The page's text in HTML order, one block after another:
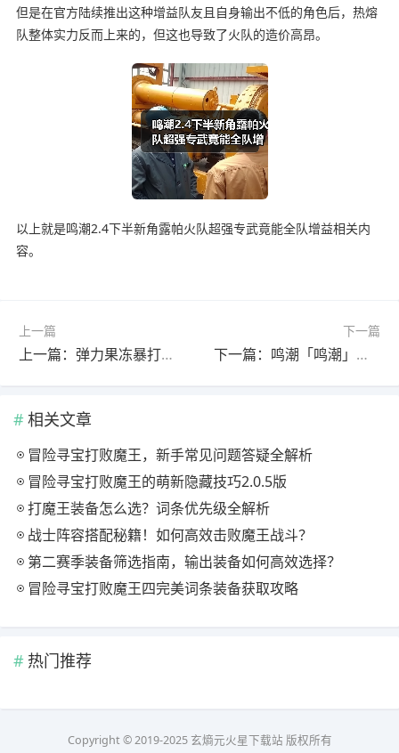
但是在官方陆续推出这种增益队友且自身输出不低的角色后，热熔
队整体实力反而上来的，但这也导致了火队的造价高昂。
以上就是鸣潮2.4下半新角露帕火队超强专武竟能全队增益相关内
容。
上一篇
上一篇：弹力果冻暴打奸商科研
下一篇
下一篇：鸣潮「鸣潮」矿石采集全位置 速刷武器素材
相关文章
冒险寻宝打败魔王，新手常见问题答疑全解析
冒险寻宝打败魔王的萌新隐藏技巧2.0.5版
打魔王装备怎么选？词条优先级全解析
战士阵容搭配秘籍！如何高效击败魔王战斗？
第二赛季装备筛选指南，输出装备如何高效选择？
冒险寻宝打败魔王四完美词条装备获取攻略
热门推荐
Copyright © 2019-2025 玄熵元火星下载站 版权所有